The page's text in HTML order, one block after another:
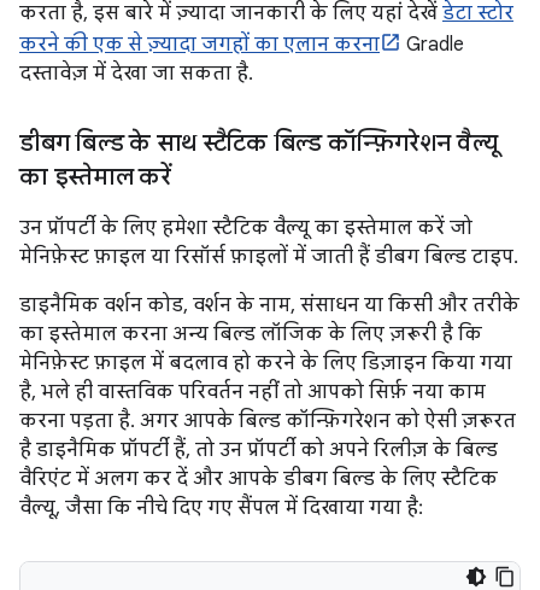
करता है, इस बारे में ज़्यादा जानकारी के लिए यहां देखें डेटा स्टोर
करने की एक से ज़्यादा जगहों का एलान करना
Gradle
दस्तावेज़ में देखा जा सकता है.
डीबग बिल्ड के साथ स्टैटिक बिल्ड कॉन्फ़िगरेशन वैल्यू
का इस्तेमाल करें
उन प्रॉपर्टी के लिए हमेशा स्टैटिक वैल्यू का इस्तेमाल करें जो
मेनिफ़ेस्ट फ़ाइल या रिसॉर्स फ़ाइलों में जाती हैं डीबग बिल्ड टाइप.
डाइनैमिक वर्शन कोड, वर्शन के नाम, संसाधन या किसी और तरीके
का इस्तेमाल करना अन्य बिल्ड लॉजिक के लिए ज़रूरी है कि
मेनिफ़ेस्ट फ़ाइल में बदलाव हो करने के लिए डिज़ाइन किया गया
है, भले ही वास्तविक परिवर्तन नहीं तो आपको सिर्फ़ नया काम
करना पड़ता है. अगर आपके बिल्ड कॉन्फ़िगरेशन को ऐसी ज़रूरत
है डाइनैमिक प्रॉपर्टी हैं, तो उन प्रॉपर्टी को अपने रिलीज़ के बिल्ड
वैरिएंट में अलग कर दें और आपके डीबग बिल्ड के लिए स्टैटिक
वैल्यू, जैसा कि नीचे दिए गए सैंपल में दिखाया गया है: